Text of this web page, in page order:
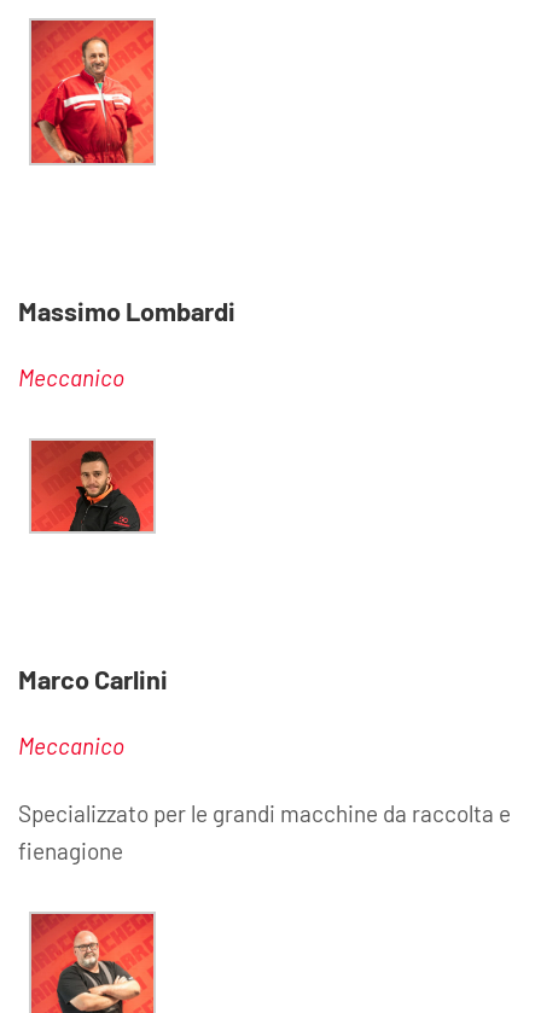
Massimo Lombardi
Meccanico
Marco Carlini
Meccanico
Specializzato per le grandi macchine da raccolta e
fienagione